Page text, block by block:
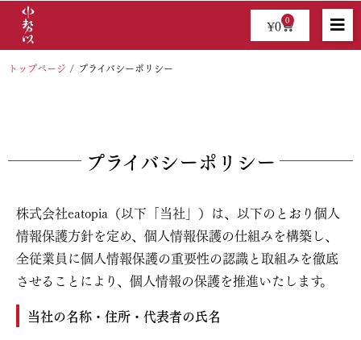
¥0 0
トップページ / プライバシーポリシー
プライバシーポリシー
株式会社eatopia（以下「当社」）は、以下のとおり個人
情報保護方針を定め、個人情報保護の仕組みを構築し、
全従業員に個人情報保護の重要性の認識と取組みを徹底
させることにより、個人情報の保護を推進いたします。
当社の名称・住所・代表者の氏名